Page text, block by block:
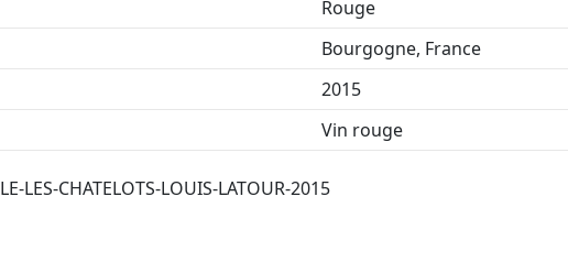
Rouge
Bourgogne, France
2015
Vin rouge
LES-CHATELOTS-LOUIS-LATOUR-2015